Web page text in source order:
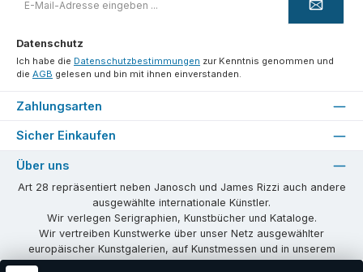
Mail-
Datenschutz
Ich habe die Datenschutzbestimmungen zur Kenntnis genommen und
die AGB gelesen und bin mit ihnen einverstanden.
Zahlungsarten
Sicher Einkaufen
Über uns
Art 28 repräsentiert neben Janosch und James Rizzi auch andere
ausgewählte internationale Künstler.
Wir verlegen Serigraphien, Kunstbücher und Kataloge.
Wir vertreiben Kunstwerke über unser Netz ausgewählter
europäischer Kunstgalerien, auf Kunstmessen und in unserem